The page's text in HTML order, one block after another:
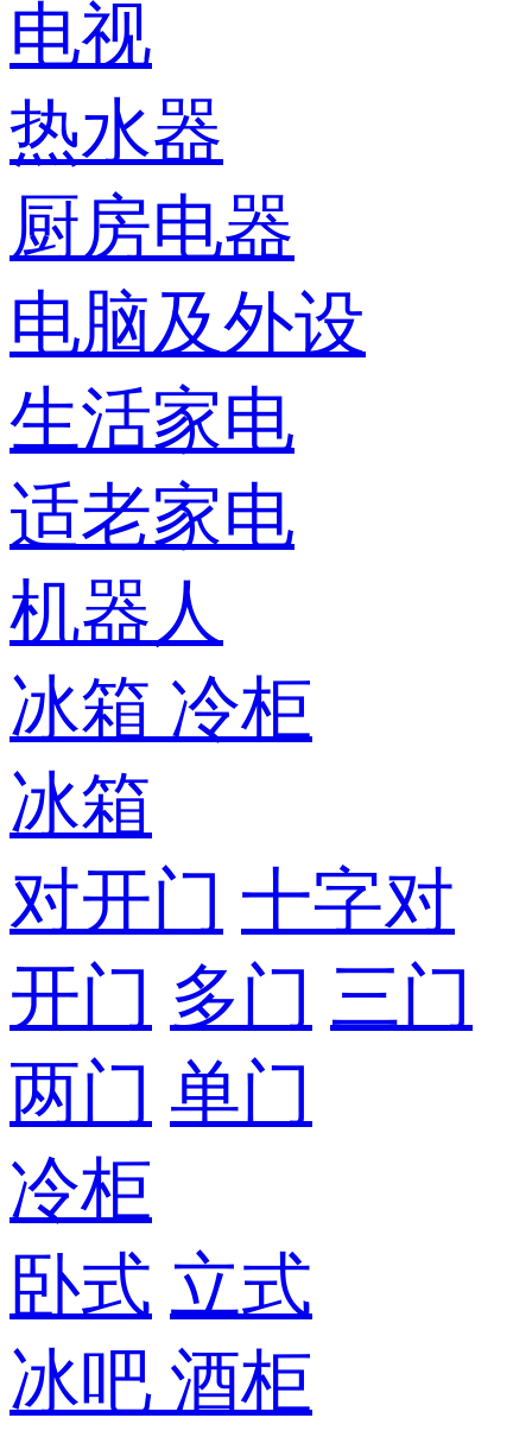
电视
热水器
厨房电器
电脑及外设
生活家电
适老家电
机器人
冰箱 冷柜
冰箱
对开门 十字对
开门 多门 三门
两门 单门
冷柜
卧式 立式
冰吧 酒柜